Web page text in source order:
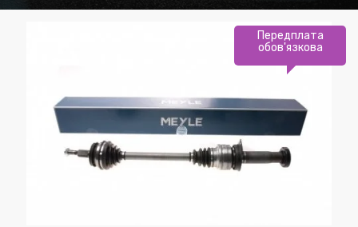
Передплата
обов'язкова